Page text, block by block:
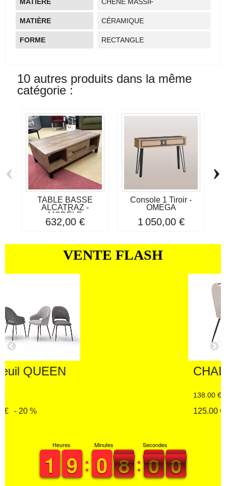
MATIÈRE CÉRAMIQUE
FORME RECTANGLE
10 autres produits dans la même
catégorie :
TABLE BASSE
ALCATRAZ -
MODÈLE
D'EXPOSITION
632,00 €
Console 1 Tiroir -
OMEGA
1 050,00 €
‹ ›
VENTE FLASH
Heures
1
1
1
1 8
8
9
9
Minutes
9
9
0
0 8
7
7
Secondes
0
5
5 0
9
9